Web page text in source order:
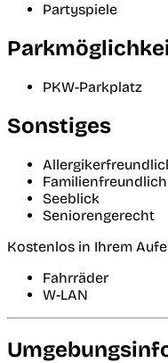
Partyspiele
PKW-Parkplatz
Sonstiges
Familienfreundlich
Seeblick
Seniorengerecht
Kostenlos in Ihrem
Fahrräder
W-LAN